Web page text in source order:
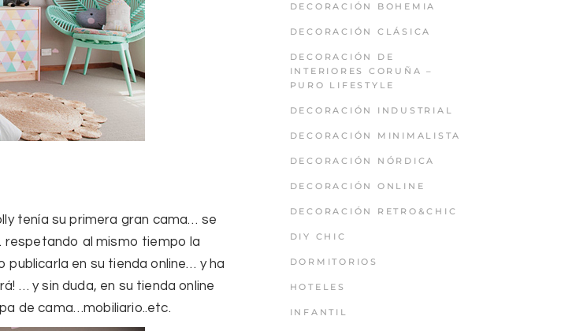
tenía su primera gran cama… se
respetando al mismo tiempo la
en su tienda online… y ha
… y sin duda, en su tienda online
de cama…mobiliario..etc.
DECORACIÓN BOHEMIA
DECORACIÓN CLÁSICA
DECORACIÓN DE
INTERIORES CORUÑA –
PURO LIFESTYLE
DECORACIÓN INDUSTRIAL
DECORACIÓN MINIMALISTA
DECORACIÓN NÓRDICA
DECORACIÓN ONLINE
DECORACIÓN RETRO&CHIC
DIY CHIC
DORMITORIOS
HOTELES
INFANTIL